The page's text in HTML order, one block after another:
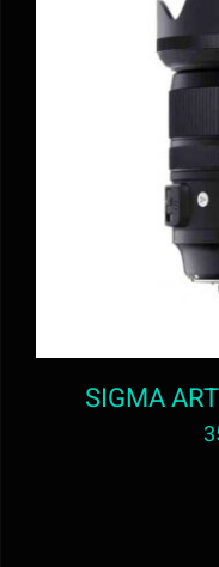
SIGMA